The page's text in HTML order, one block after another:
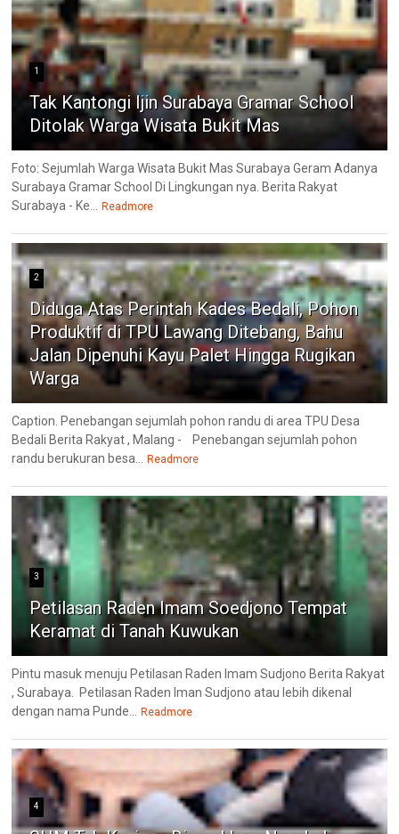
1
Tak Kantongi Ijin Surabaya Gramar School
Ditolak Warga Wisata Bukit Mas
Foto: Sejumlah Warga Wisata Bukit Mas Surabaya Geram Adanya
Surabaya Gramar School Di Lingkungan nya. Berita Rakyat
Surabaya - Ke...
Readmore
2
Diduga Atas Perintah Kades Bedali, Pohon
Produktif di TPU Lawang Ditebang, Bahu
Jalan Dipenuhi Kayu Palet Hingga Rugikan
Warga
Caption. Penebangan sejumlah pohon randu di area TPU Desa
Bedali Berita Rakyat , Malang - Penebangan sejumlah pohon
randu berukuran besa...
Readmore
3
Petilasan Raden Imam Soedjono Tempat
Keramat di Tanah Kuwukan
Pintu masuk menuju Petilasan Raden Imam Sudjono Berita Rakyat
, Surabaya. Petilasan Raden Iman Sudjono atau lebih dikenal
dengan nama Punde...
Readmore
4